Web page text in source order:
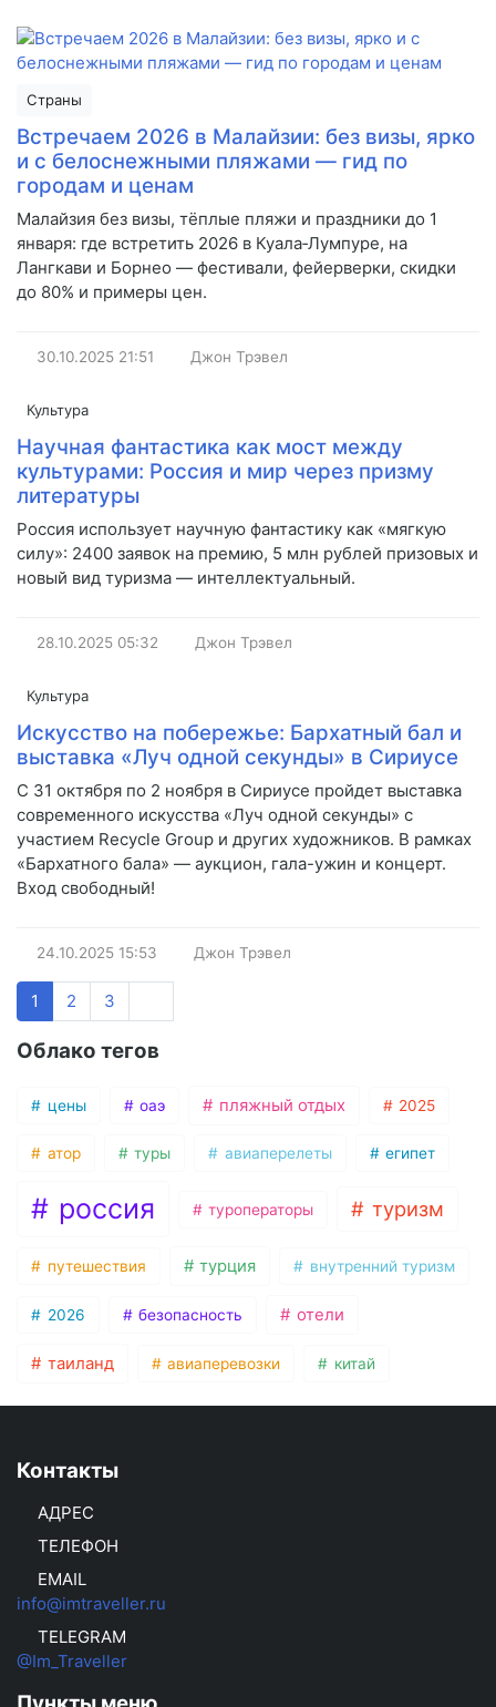
Страны
Встречаем 2026 в Малайзии: без визы, ярко
и с белоснежными пляжами — гид по
городам и ценам
Малайзия без визы, тёплые пляжи и праздники до 1
января: где встретить 2026 в Куала‑Лумпуре, на
Лангкави и Борнео — фестивали, фейерверки, скидки
до 80% и примеры цен.
30.10.2025 21:51 Джон Трэвел
Культура
Научная фантастика как мост между
культурами: Россия и мир через призму
литературы
Россия использует научную фантастику как «мягкую
силу»: 2400 заявок на премию, 5 млн рублей призовых и
новый вид туризма — интеллектуальный.
28.10.2025 05:32 Джон Трэвел
Культура
Искусство на побережье: Бархатный бал и
выставка «Луч одной секунды» в Сириусе
С 31 октября по 2 ноября в Сириусе пройдет выставка
современного искусства «Луч одной секунды» с
участием Recycle Group и других художников. В рамках
«Бархатного бала» — аукцион, гала-ужин и концерт.
Вход свободный!
24.10.2025 15:53 Джон Трэвел
1 2 3
Облако тегов
цены оаэ пляжный отдых 2025
атор туры авиаперелеты египет
россия туроператоры туризм
путешествия турция внутренний туризм
2026 безопасность отели
таиланд авиаперевозки китай
Контакты
АДРЕС
ТЕЛЕФОН
EMAIL
info@imtraveller.ru
TELEGRAM
@Im_Traveller